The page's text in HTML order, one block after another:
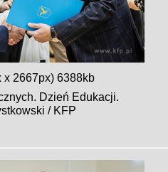
x 2667px) 6388kb
Dzień Edukacji.
/ KFP